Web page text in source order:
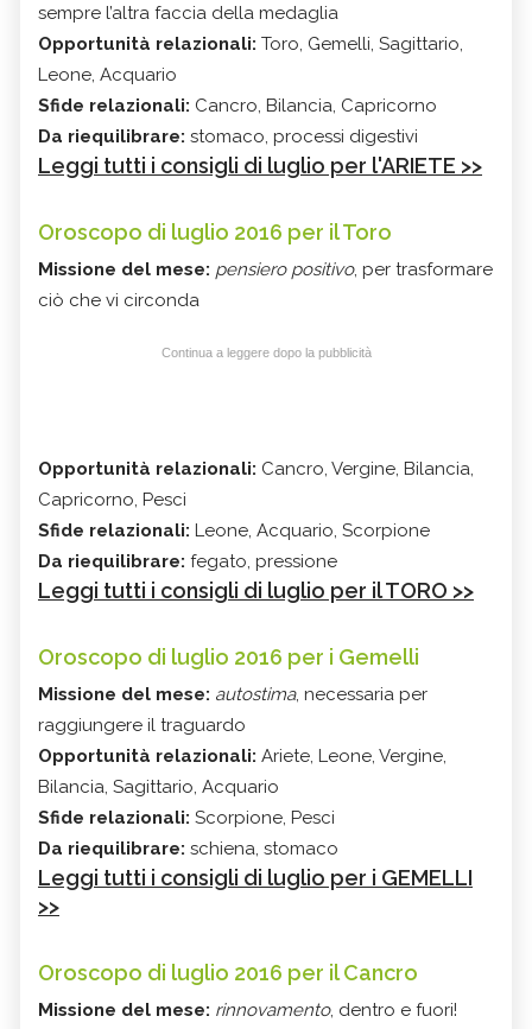
sempre l’altra faccia della medaglia
Opportunità relazionali: Toro, Gemelli, Sagittario,
Leone, Acquario
Sfide relazionali: Cancro, Bilancia, Capricorno
Da riequilibrare: stomaco, processi digestivi
Leggi tutti i consigli di luglio per l'ARIETE >>
Oroscopo di luglio 2016 per il Toro
Missione del mese: pensiero positivo, per trasformare
ciò che vi circonda
Continua a leggere dopo la pubblicità
Opportunità relazionali: Cancro, Vergine, Bilancia,
Capricorno, Pesci
Sfide relazionali: Leone, Acquario, Scorpione
Da riequilibrare: fegato, pressione
Leggi tutti i consigli di luglio per il TORO >>
Oroscopo di luglio 2016 per i Gemelli
Missione del mese: autostima, necessaria per
raggiungere il traguardo
Opportunità relazionali: Ariete, Leone, Vergine,
Bilancia, Sagittario, Acquario
Sfide relazionali: Scorpione, Pesci
Da riequilibrare: schiena, stomaco
Leggi tutti i consigli di luglio per i GEMELLI
>>
Oroscopo di luglio 2016 per il Cancro
Missione del mese: rinnovamento, dentro e fuori!